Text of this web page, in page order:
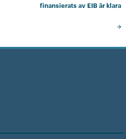
finansierats av EIB är klara